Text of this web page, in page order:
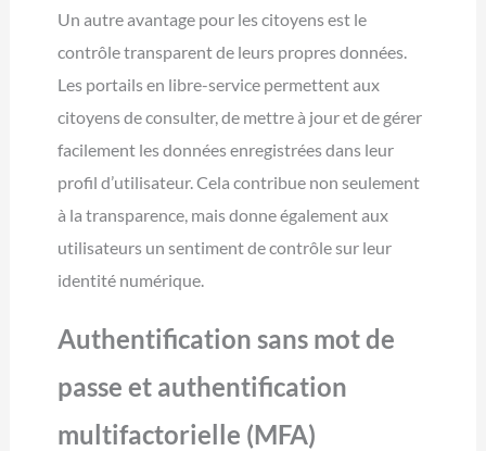
Un autre avantage pour les citoyens est le
contrôle transparent de leurs propres données.
Les portails en libre-service permettent aux
citoyens de consulter, de mettre à jour et de gérer
facilement les données enregistrées dans leur
profil d’utilisateur. Cela contribue non seulement
à la transparence, mais donne également aux
utilisateurs un sentiment de contrôle sur leur
identité numérique.
Authentification sans mot de
passe et authentification
multifactorielle (MFA)